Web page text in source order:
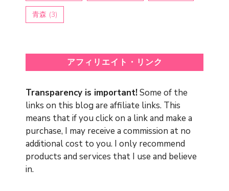
青森 (3)
アフィリエイト・リンク
Transparency is important!Some of the
links on this blog are affiliate links. This
means that if you click on a link and make a
purchase, I may receive a commission at no
additional cost to you. I only recommend
products and services that I use and believe
in.